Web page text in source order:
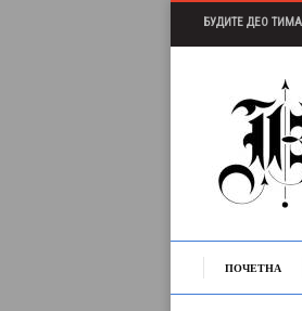
БУДИТЕ ДЕО ТИМА
ПОЧЕТНА